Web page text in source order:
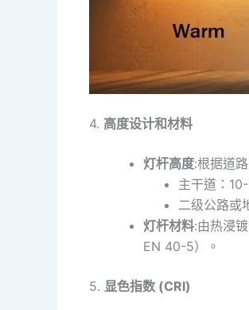
4. 高度设计和材料
灯杆高度:根据道路
主干道：
二级公路或
灯杆材料:由热浸
EN 40-5）。
5. 显色指数 (CRI)